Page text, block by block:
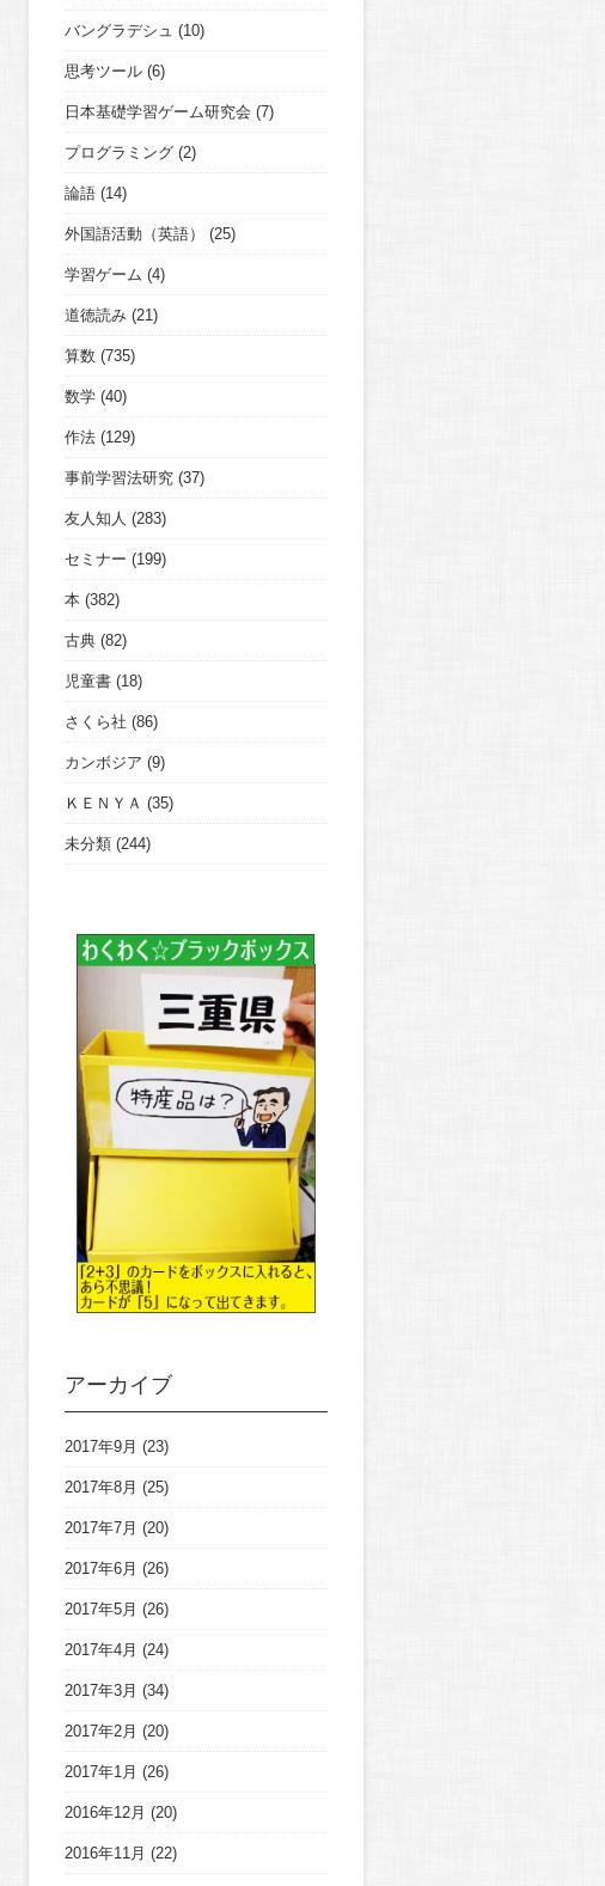
バングラデシュ (10)
思考ツール (6)
日本基礎学習ゲーム研究会 (7)
プログラミング (2)
論語 (14)
外国語活動（英語） (25)
学習ゲーム (4)
道徳読み (21)
算数 (735)
数学 (40)
作法 (129)
事前学習法研究 (37)
友人知人 (283)
セミナー (199)
本 (382)
古典 (82)
児童書 (18)
さくら社 (86)
カンボジア (9)
ＫＥＮＹＡ (35)
未分類 (244)
アーカイブ
2017年9月 (23)
2017年8月 (25)
2017年7月 (20)
2017年6月 (26)
2017年5月 (26)
2017年4月 (24)
2017年3月 (34)
2017年2月 (20)
2017年1月 (26)
2016年12月 (20)
2016年11月 (22)